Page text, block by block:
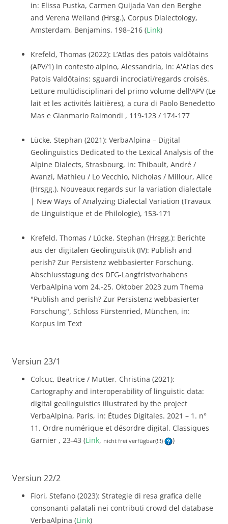
in: Elissa Pustka, Carmen Quijada Van den Berghe
and Verena Weiland (Hrsg.), Corpus Dialectology,
Amsterdam, Benjamins, 198–216 (Link)
Krefeld, Thomas (2022): L’Atlas des patois valdôtains
(APV/1) in contesto alpino, Alessandria, in: A'Atlas des
Patois Valdôtains: sguardi incrociati/regards croisés.
Letture multidisciplinari del primo volume dell'APV (Le
lait et les activités laitières), a cura di Paolo Benedetto
Mas e Gianmario Raimondi , 119-123 / 174-177
Lücke, Stephan (2021): VerbaAlpina – Digital
Geolinguistics Dedicated to the Lexical Analysis of the
Alpine Dialects, Strasbourg, in: Thibault, André /
Avanzi, Mathieu / Lo Vecchio, Nicholas / Millour, Alice
(Hrsgg.), Nouveaux regards sur la variation dialectale
| New Ways of Analyzing Dialectal Variation (Travaux
de Linguistique et de Philologie), 153-171
Krefeld, Thomas / Lücke, Stephan (Hrsgg.): Berichte
aus der digitalen Geolinguistik (IV): Publish and
perish? Zur Persistenz webbasierter Forschung.
Abschlusstagung des DFG-Langfristvorhabens
VerbaAlpina vom 24.-25. Oktober 2023 zum Thema
"Publish and perish? Zur Persistenz webbasierter
Forschung", Schloss Fürstenried, München, in:
Korpus im Text
Versiun 23/1
Colcuc, Beatrice / Mutter, Christina (2021):
Cartography and interoperability of linguistic data:
digital geolinguistics illustrated by the project
VerbaAlpina, Paris, in: Études Digitales. 2021 – 1. n°
11. Ordre numérique et désordre digital, Classiques
Garnier , 23-43 (Link, nicht frei verfügbar(!!!) )
Versiun 22/2
Fiori, Stefano (2023): Strategie di resa grafica delle
consonanti palatali nei contributi crowd del database
VerbaAlpina (Link)